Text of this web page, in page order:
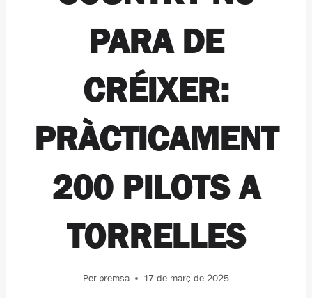
PARA DE
CRÉIXER:
PRÀCTICAMENT
200 PILOTS A
TORRELLES
Per premsa 17 de març de 2025